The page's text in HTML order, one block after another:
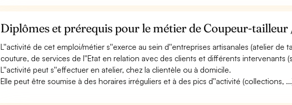
Diplômes et prérequis pour le métier de Coupeur-tailleur
L''activité de cet emploi/métier s''exerce au sein d''entreprises artisanales (atelier de
couture, de services de l''Etat en relation avec des clients et différents intervenants
L''activité peut s''effectuer en atelier, chez la clientèle ou à domicile.
Elle peut être soumise à des horaires irréguliers et à des pics d''activité (collections,